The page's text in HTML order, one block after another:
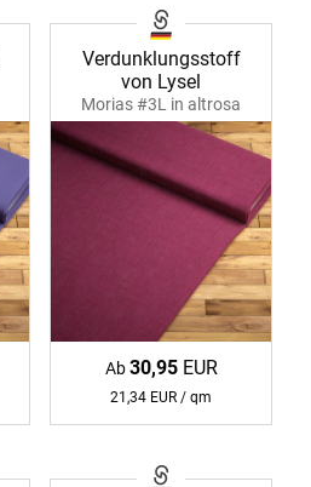
Verdunklungsstoff
von Lysel
Morias #3L in altrosa
37078
Ab30,95EUR
21,34 EUR / qm